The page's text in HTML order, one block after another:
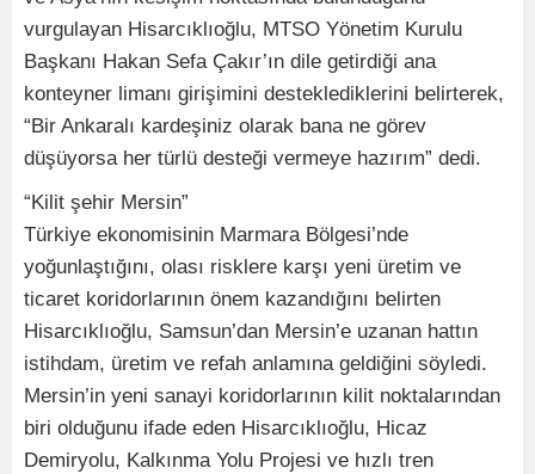
vurgulayan Hisarcıklıoğlu, MTSO Yönetim Kurulu
Başkanı Hakan Sefa Çakır’ın dile getirdiği ana
konteyner limanı girişimini desteklediklerini belirterek,
“Bir Ankaralı kardeşiniz olarak bana ne görev
düşüyorsa her türlü desteği vermeye hazırım” dedi.
“Kilit şehir Mersin”
Türkiye ekonomisinin Marmara Bölgesi’nde
yoğunlaştığını, olası risklere karşı yeni üretim ve
ticaret koridorlarının önem kazandığını belirten
Hisarcıklıoğlu, Samsun’dan Mersin’e uzanan hattın
istihdam, üretim ve refah anlamına geldiğini söyledi.
Mersin’in yeni sanayi koridorlarının kilit noktalarından
biri olduğunu ifade eden Hisarcıklıoğlu, Hicaz
Demiryolu, Kalkınma Yolu Projesi ve hızlı tren